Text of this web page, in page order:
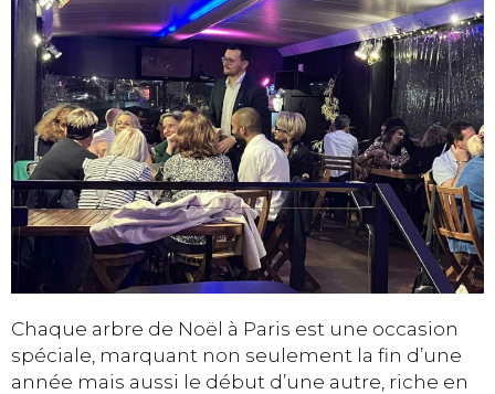
Chaque arbre de Noël à Paris est une occasion
spéciale, marquant non seulement la fin d’une
année mais aussi le début d’une autre, riche en